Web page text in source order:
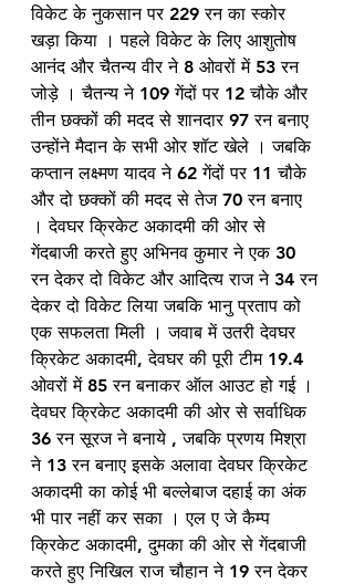
विकेट के नुकसान पर 229 रन का स्कोर
खड़ा किया । पहले विकेट के लिए आशुतोष
आनंद और चैतन्य वीर ने 8 ओवरों में 53 रन
जोड़े । चैतन्य ने 109 गेंदों पर 12 चौके और
तीन छक्कों की मदद से शानदार 97 रन बनाए
उन्होंने मैदान के सभी ओर शॉट खेले । जबकि
कप्तान लक्ष्मण यादव ने 62 गेंदों पर 11 चौके
और दो छक्कों की मदद से तेज 70 रन बनाए
। देवघर क्रिकेट अकादमी की ओर से
गेंदबाजी करते हुए अभिनव कुमार ने एक 30
रन देकर दो विकेट और आदित्य राज ने 34 रन
देकर दो विकेट लिया जबकि भानु प्रताप को
एक सफलता मिली । जवाब में उतरी देवघर
क्रिकेट अकादमी, देवघर की पूरी टीम 19.4
ओवरों में 85 रन बनाकर ऑल आउट हो गई ।
देवघर क्रिकेट अकादमी की ओर से सर्वाधिक
36 रन सूरज ने बनाये , जबकि प्रणय मिश्रा
ने 13 रन बनाए इसके अलावा देवघर क्रिकेट
अकादमी का कोई भी बल्लेबाज दहाई का अंक
भी पार नहीं कर सका । एल ए जे कैम्प
क्रिकेट अकादमी, दुमका की ओर से गेंदबाजी
करते हुए निखिल राज चौहान ने 19 रन देकर